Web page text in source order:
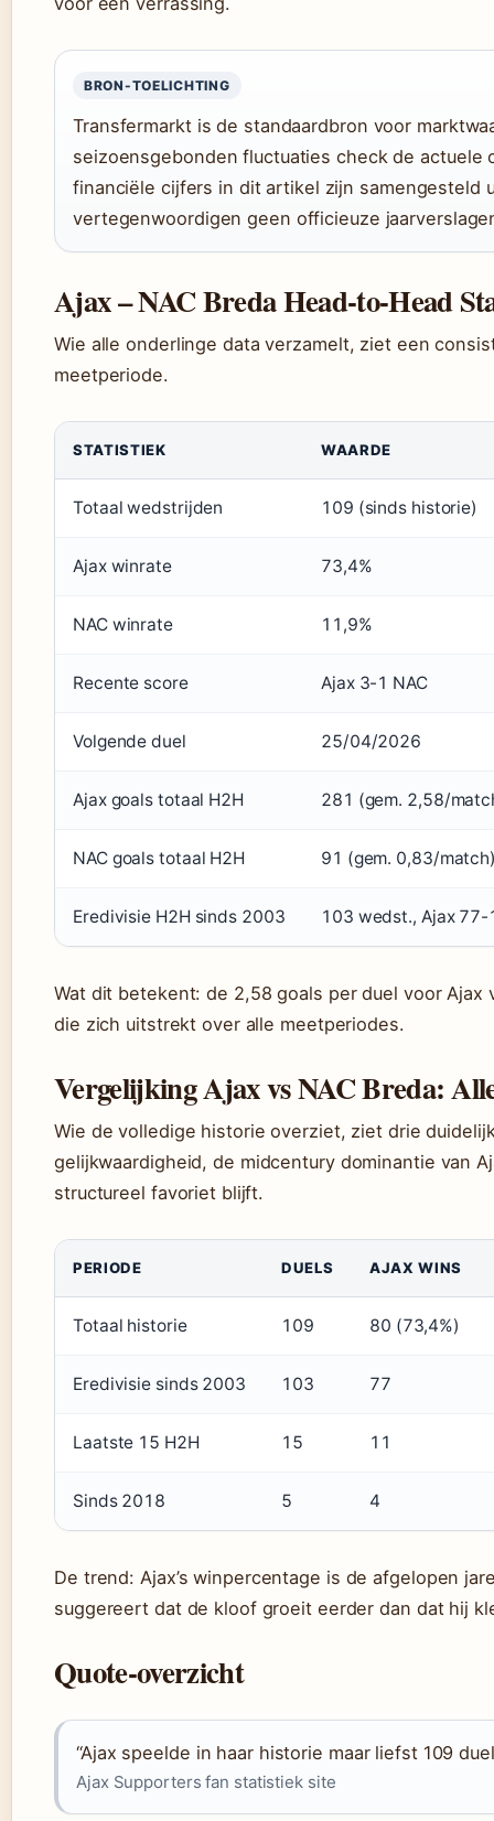
BRON-TOELICHTING
Transfermarkt is de standaardbron voor
seizoensgebonden fluctuaties check de actuele
financiële cijfers in dit artikel zijn samengesteld
vertegenwoordigen geen officieuze
Ajax – NAC Breda Head-to-Head
Wie alle onderlinge data verzamelt, ziet een
meetperiode.
STATISTIEK WAARDE
Totaal wedstrijden 109 (sinds historie)
Ajax winrate 73,4%
NAC winrate 11,9%
Recente score Ajax 3-1 NAC
Volgende duel 25/04/2026
Ajax goals totaal H2H 281 (gem. 2,58/
NAC goals totaal H2H 91 (gem. 0,83/
Eredivisie H2H sinds 2003 103 wedst., Ajax
Wat dit betekent: de 2,58 goals per duel voor Ajax
die zich uitstrekt over alle meetperiodes.
Vergelijking Ajax vs NAC Breda:
Wie de volledige historie overziet, ziet drie
gelijkwaardigheid, de midcentury dominantie van
structureel favoriet blijft.
PERIODE DUELS AJAX WINS
Totaal historie 109 80 (73,4%)
Eredivisie sinds 2003 103 77
Laatste 15 H2H 15 11
Sinds 2018 5 4
De trend: Ajax’s winpercentage is de afgelopen
suggereert dat de kloof groeit eerder dan dat hij
Quote-overzicht
“Ajax speelde in haar historie maar liefst 109
Ajax Supporters fan statistiek site